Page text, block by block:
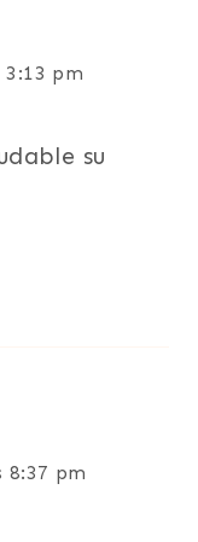
3:13 pm
su
8:37 pm